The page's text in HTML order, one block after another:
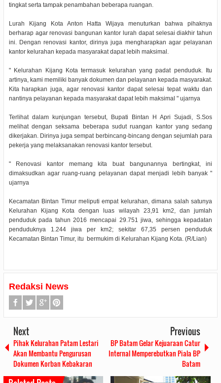
tingkat serta tampak penambahan beberapa ruangan.
Lurah Kijang Kota Anton Hatta Wijaya menuturkan bahwa pihaknya
berharap agar renovasi bangunan kantor lurah dapat selesai diakhir tahun
ini. Dengan renovasi kantor, dirinya juga mengharapkan agar pelayanan
kantor kelurahan kepada masyarakat dapat lebih maksimal.
" Kelurahan Kijang Kota termasuk kelurahan yang padat penduduk. Itu
artinya, kami memiliki banyak dokumen dan pelayanan kepada masyarakat.
Kita harapkan juga, agar renovasi kantor dapat selesai tepat waktu dan
nantinya pelayanan kepada masyarakat dapat lebih maksimal " ujarnya
Terlihat dalam kunjungan tersebut, Bupati Bintan H Apri Sujadi, S.Sos
melihat dengan seksama beberapa sudut ruangan kantor yang sedang
dikerjakan. Dirinya juga sempat berbincang-bincang dengan sejumlah para
pekerja yang melaksanakan renovasi kantor tersebut.
" Renovasi kantor memang kita buat bangunannya bertingkat, ini
dimaksudkan agar ruang-ruang pelayanan dapat menjadi lebih banyak "
ujarnya
Kecamatan Bintan Timur meliputi empat kelurahan, dimana salah satunya
Kelurahan Kijang Kota dengan luas wilayah 23,91 km2, dan jumlah
penduduk pada tahun 2016 mencapai 29.751 jiwa, sehingga kepadatan
penduduknya 1.244 jiwa per km2; sekitar 67,35 persen penduduk
Kecamatan Bintan Timur, itu bermukim di Kelurahan Kijang Kota. (R/Lian)
Redaksi News
Next
Pihak Kelurahan Patam Lestari
Akan Membantu Pengurusan
Dokumen Korban Kebakaran
Previous
BP Batam Gelar Kejuaraan Catur
Internal Memperebutkan Piala BP
Batam